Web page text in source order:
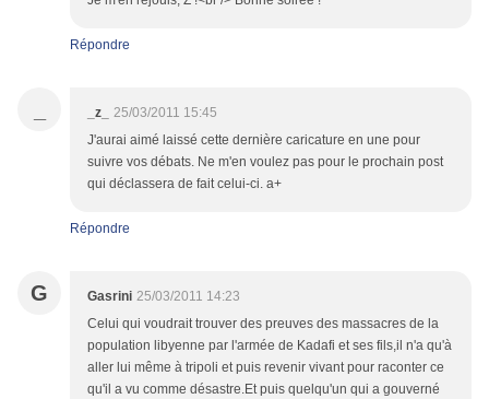
Répondre
_z_
25/03/2011 15:45
J'aurai aimé laissé cette dernière caricature en une pour
suivre vos débats. Ne m'en voulez pas pour le prochain post
qui déclassera de fait celui-ci. a+
Répondre
G Gasrini 25/03/2011 14:23
Celui qui voudrait trouver des preuves des massacres de la
population libyenne par l'armée de Kadafi et ses fils,il n'a qu'à
aller lui même à tripoli et puis revenir vivant pour raconter ce
qu'il a vu comme désastre.Et puis quelqu'un qui a gouverné